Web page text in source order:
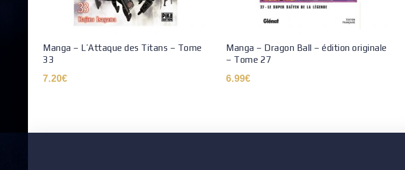
Manga – L’Attaque des Titans – Tome
33
7.20€
Manga – Dragon Ball – édition originale
– Tome 27
6.99€